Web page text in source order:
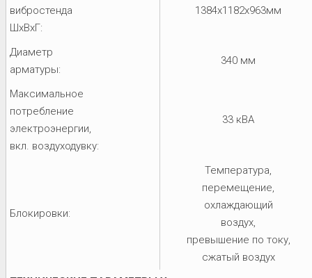
вибростенда
ШхВхГ:
1384x1182x963мм
Диаметр
арматуры:
340 мм
Максимальное
потребление
электроэнергии,
вкл. воздуходувку:
33 кВА
Блокировки:
Температура,
перемещение,
охлаждающий
воздух,
превышение по току,
сжатый воздух